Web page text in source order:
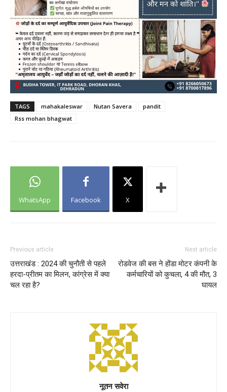
TAGS mahakaleswar Nutan Savera
pandit
Rss mohan bhagwat
WhatsApp Facebook X
Previous article
उत्तराखंड : 2024 की चुनौती से पहले
हरदा-प्रीतम का मिलन, कांग्रेस में क्या
चल रहा है?
Next article
रोडवेज की बस ने होंडा मोटर कंपनी के
कर्मचारियों को कुचला, 4 की मौत, 3
घायल
नूतन सवेरा